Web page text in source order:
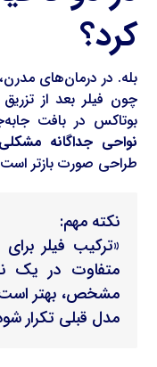
کرد؟
بله. در درمان‌های
چون فیلر بعد از
بوتاکس در بافت
نواحی جداگانه
طراحی صورت بازتر
نکته مهم:
«ترکیب فیلر
متفاوت در یک
مشخص، بهتر است
مدل قبلی تکرار